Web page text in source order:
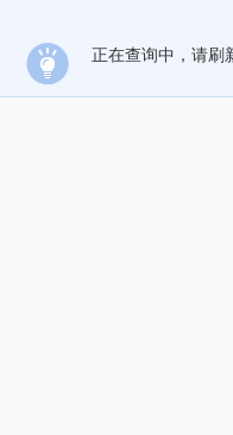
正在查询中，请刷